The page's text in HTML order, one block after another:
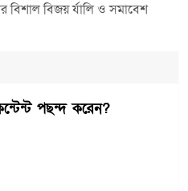
বিজয় র্যালি ও সমাবেশ
পছন্দ করেন?